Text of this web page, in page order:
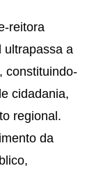
reitora
ultrapassa a
constituindo-
cidadania,
regional.
da